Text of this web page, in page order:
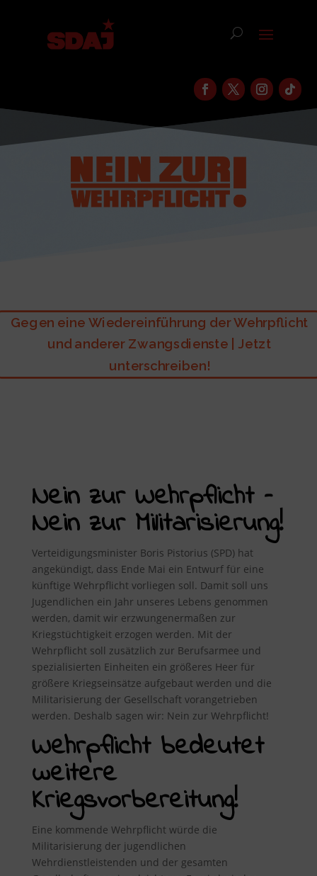
Gegen eine Wiedereinführung der Wehrpflicht
und anderer Zwangsdienste | Jetzt
unterschreiben!
Nein zur Wehrpflicht –
Nein zur Militarisierung!
Verteidigungsminister Boris Pistorius (SPD) hat
angekündigt, dass Ende Mai ein Entwurf für eine
künftige Wehrpflicht vorliegen soll. Damit soll uns
Jugendlichen ein Jahr unseres Lebens genommen
werden, damit wir erzwungenermaßen zur
Kriegstüchtigkeit erzogen werden. Mit der
Wehrpflicht soll zusätzlich zur Berufsarmee und
spezialisierten Einheiten ein größeres Heer für
größere Kriegseinsätze aufgebaut werden und die
Militarisierung der Gesellschaft vorangetrieben
werden. Deshalb sagen wir: Nein zur Wehrpflicht!
Wehrpflicht bedeutet
weitere
Kriegsvorbereitung!
Eine kommende Wehrpflicht würde die
Militarisierung der jugendlichen
Wehrdienstleistenden und der gesamten